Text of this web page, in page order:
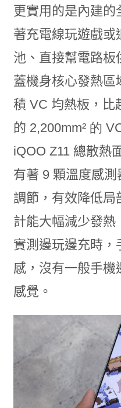
更實用的是內建的
著充電線玩遊戲或
池、直接幫電路板
蓋機身核心發熱區
積 VC 均熱板，比
的 2,200mm² 的
iQOO Z11 總散熱
有著 9 顆溫度感
調節， 有效降低局
計能大幅減少發熱
實測邊玩邊充時，
感，沒有一般手機
感覺。